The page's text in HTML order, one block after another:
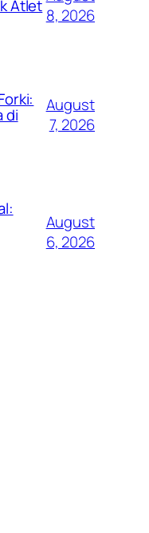
Atlet 8, 2026
di
August
7, 2026
August
6, 2026